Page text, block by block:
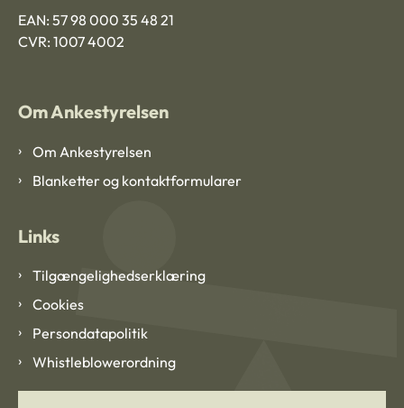
EAN: 57 98 000 35 48 21
CVR: 1007 4002
Om Ankestyrelsen
Om Ankestyrelsen
Blanketter og kontaktformularer
Links
Tilgængelighedserklæring
Cookies
Persondatapolitik
Whistleblowerordning